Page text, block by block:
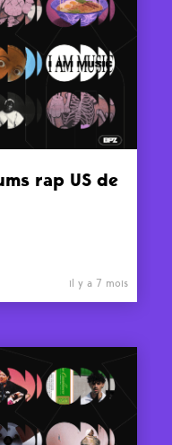
rap US de
il y a 7 mois